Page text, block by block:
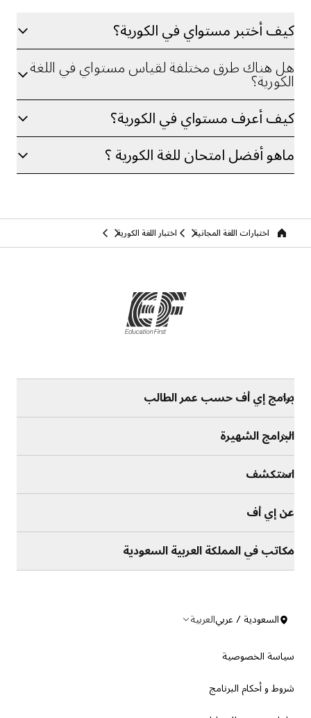
كيف أختبر مستواي في الكورية؟
هل هناك طرق مختلفة لقياس مستواي في اللغة
الكورية؟
كيف أعرف مستواي في الكورية؟
ماهو أفضل امتحان للغة الكورية ؟
Homeاختبارات اللغة المجانية اختبار اللغة الكورية
برامج إي أف حسب عمر الطالب
البرامج الشهيرة
استكشف
عن إي أف
مكاتب في المملكة العربية السعودية
السعودية / عربيالعربية
سياسة الخصوصية
شروط و أحكام البرنامج